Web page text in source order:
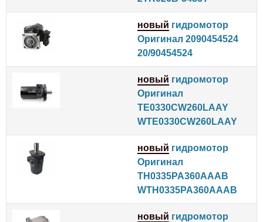
новый гидромотор
Оригинал 2090454524
20/90454524
новый гидромотор
Оригинал
TE0330CW260LAAY
WTE0330CW260LAAY
новый гидромотор
Оригинал
TH0335PA360AAAB
WTH0335PA360AAAB
новый гидромотор